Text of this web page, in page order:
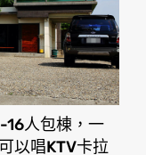
16人包棟，一
以唱KTV卡拉